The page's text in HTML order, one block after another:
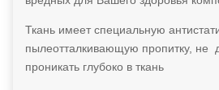
Ткань имеет специальную
пылеотталкивающую пропитку,
проникать глубоко в ткань